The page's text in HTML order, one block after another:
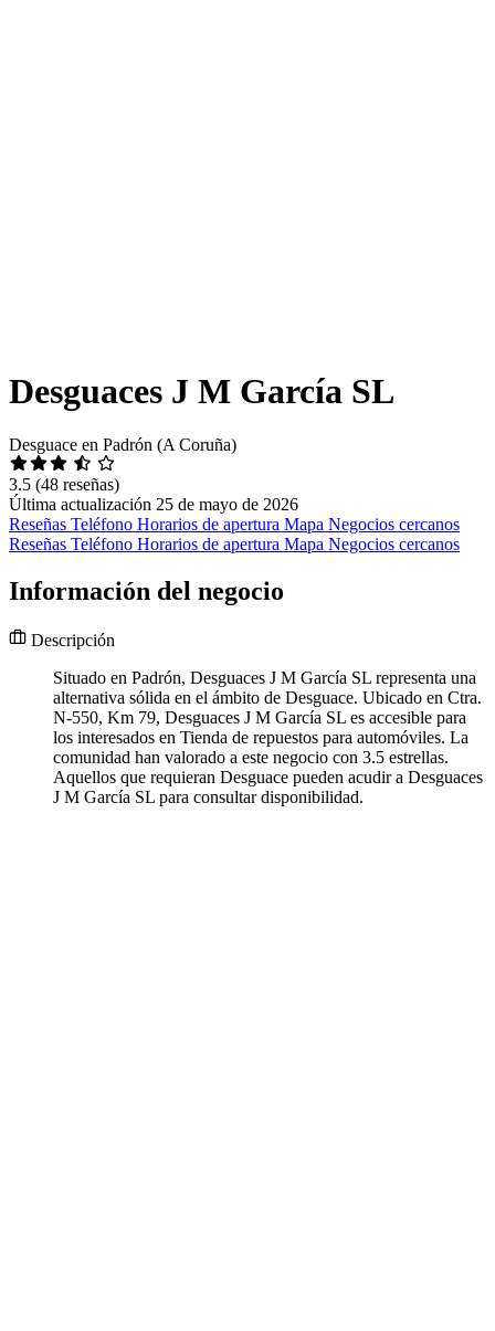
Desguaces J M García SL
Desguace en Padrón (A Coruña)
3.5 (48 reseñas)
Última actualización 25 de mayo de 2026
Reseñas Teléfono Horarios de apertura Mapa Negocios cercanos
Reseñas Teléfono Horarios de apertura Mapa Negocios cercanos
Información del negocio
Descripción
Situado en Padrón, Desguaces J M García SL representa una
alternativa sólida en el ámbito de Desguace. Ubicado en Ctra.
N-550, Km 79, Desguaces J M García SL es accesible para
los interesados en Tienda de repuestos para automóviles. La
comunidad han valorado a este negocio con 3.5 estrellas.
Aquellos que requieran Desguace pueden acudir a Desguaces
J M García SL para consultar disponibilidad.